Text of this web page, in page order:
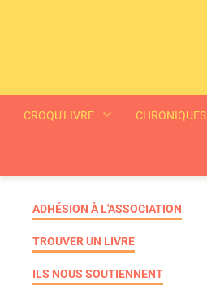
CROQU'LIVRE CHRONIQUES
ADHÉSION À L'ASSOCIATION
TROUVER UN LIVRE
ILS NOUS SOUTIENNENT